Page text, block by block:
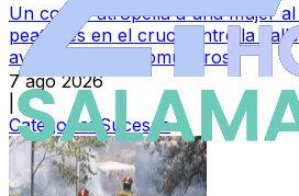
Un coche atropella a una mujer
peatones en el cruce entre la
avenida de los Comuneros
7 ago 2026
Categoría: Sucesos